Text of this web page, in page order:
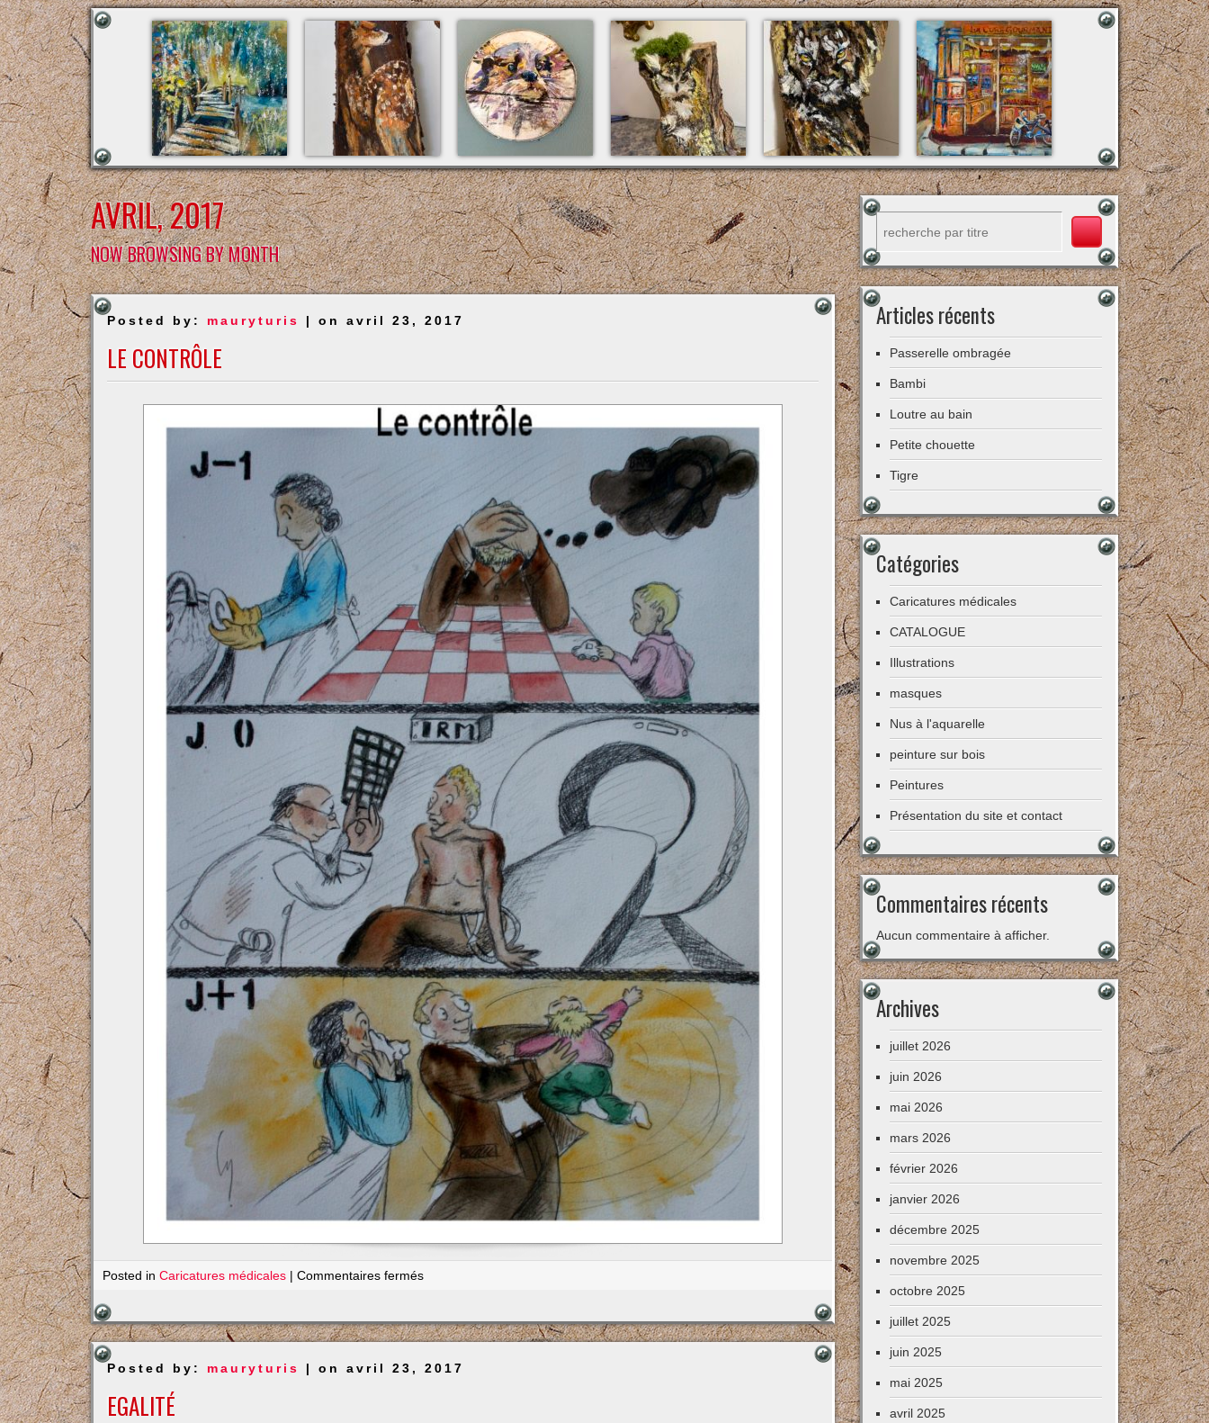
AVRIL, 2017
NOW BROWSING BY MONTH
Posted by: mauryturis | on avril 23, 2017
LE CONTRÔLE
Posted in Caricatures médicales| Commentaires ferméssur
Posted by: mauryturis | on avril 23, 2017
EGALITÉ
Articles récents
Passerelle ombragée
Bambi
Loutre au bain
Petite chouette
Tigre
Catégories
Caricatures médicales
CATALOGUE
Illustrations
masques
Nus à l'aquarelle
peinture sur bois
Peintures
Présentation du site et contact
Commentaires récents
Aucun commentaire à afficher.
Archives
juillet 2026
juin 2026
mai 2026
mars 2026
février 2026
janvier 2026
décembre 2025
novembre 2025
octobre 2025
juillet 2025
juin 2025
mai 2025
avril 2025